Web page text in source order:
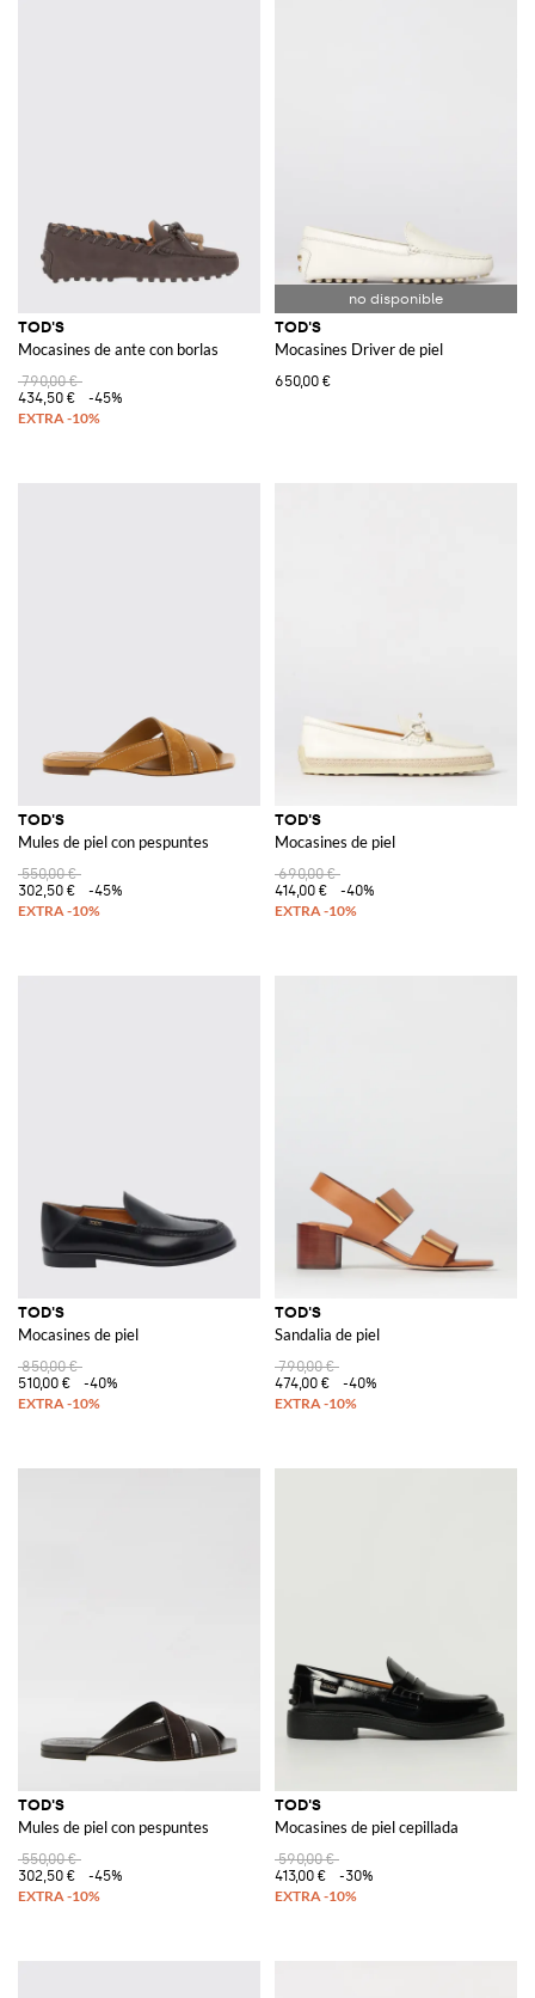
TOD'S
Mocasines de ante con borlas
790,00 €
434,50 €
-45%
TOD'S
Mocasines Driver de piel
650,00 €
TOD'S
Mules de piel con pespuntes
550,00 €
302,50 €
-45%
TOD'S
Mocasines de piel
690,00 €
414,00 €
-40%
TOD'S
Mocasines de piel
850,00 €
510,00 €
-40%
TOD'S
Sandalia de piel
790,00 €
474,00 €
-40%
TOD'S
Mules de piel con pespuntes
550,00 €
302,50 €
-45%
TOD'S
Mocasines de piel cepillada
590,00 €
413,00 €
-30%